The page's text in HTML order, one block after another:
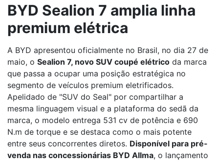
BYD Sealion 7 amplia linha
premium elétrica
A BYD apresentou oficialmente no Brasil, no dia 27 de
maio, o Sealion 7, novo SUV coupé elétrico da marca
que passa a ocupar uma posição estratégica no
segmento de veículos premium eletrificados.
Apelidado de "SUV do Seal" por compartilhar a
mesma linguagem visual e a plataforma do sedã da
marca, o modelo entrega 531 cv de potência e 690
N.m de torque e se destaca como o mais potente
entre seus concorrentes diretos. Disponível para pré-
venda nas concessionárias BYD Allma, o lançamento